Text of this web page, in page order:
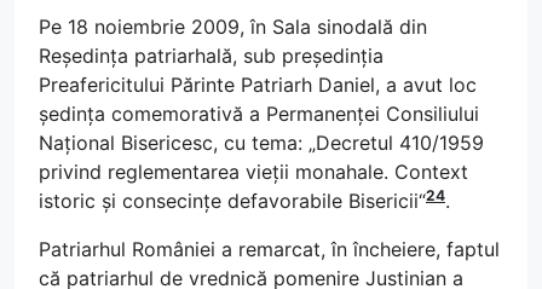
Pe 18 noiembrie 2009, în Sala sinodală din
Reședința patriarhală, sub președinția
Preafericitului Părinte Patriarh Daniel, a avut loc
ședința comemorativă a Permanenței Consiliului
Național Bisericesc, cu tema: „Decretul 410/1959
privind reglementarea vieții monahale. Context
istoric și consecințe defavorabile Bisericii“24.
Patriarhul României a remarcat, în încheiere, faptul
că patriarhul de vrednică pomenire Justinian a